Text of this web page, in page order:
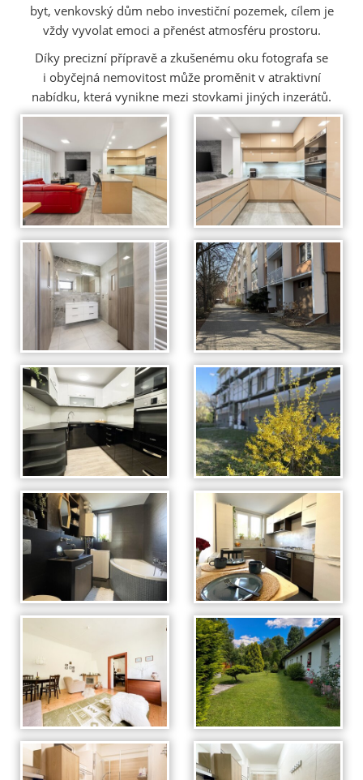
byt, venkovský dům nebo investiční pozemek, cílem je
vždy vyvolat emoci a přenést atmosféru prostoru.
Díky precizní přípravě a zkušenému oku fotografa se
i obyčejná nemovitost může proměnit v atraktivní
nabídku, která vynikne mezi stovkami jiných inzerátů.